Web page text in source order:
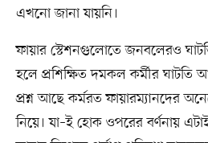
এখনো জানা যায়নি।
ফায়ার স্টেশনগুলোতে জনবলেরও
হলে প্রশিক্ষিত দমকল কর্মীর
প্রশ্ন আছে কর্মরত ফায়ারম্যানদের
নিয়ে। যা–ই হোক ওপরের বর্ণনায়